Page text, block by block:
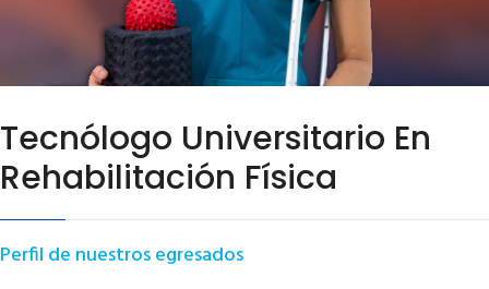
Tecnólogo Universitario En
Rehabilitación Física
Perfil de nuestros egresados